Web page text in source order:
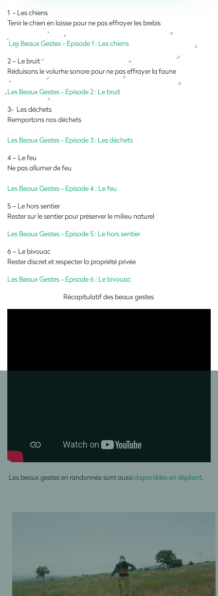
1 - Les chiens
Tenir le chien en laisse pour ne pas effrayer les brebis
Les Beaux Gestes - Episode 1 : Les chiens
2 – Le bruit
Réduisons le volume sonore pour ne pas effrayer la faune
Les Beaux Gestes - Episode 2 : Le bruit
3- Les déchets
Remportons nos déchets
Les Beaux Gestes - Episode 3 : Les déchets
4 – Le feu
Ne pas allumer de feu
Les Beaux Gestes - Episode 4 : Le feu
5 – Le hors sentier
Rester sur le sentier pour préserver le milieu naturel
Les Beaux Gestes - Episode 5 : Le hors sentier
6 – Le bivouac
Rester discret et respecter la propriété privée
Les Beaux Gestes - Episode 6 : Le bivouac
Récapitulatif des beaux gestes
Les beaux gestes en randonnée sont aussidisponibles en dépliant.